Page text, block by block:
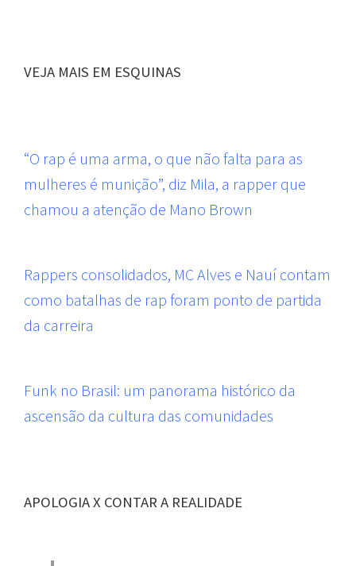
VEJA MAIS EM ESQUINAS
“O rap é uma arma, o que não falta para as
mulheres é munição”, diz Mila, a rapper que
chamou a atenção de Mano Brown
Rappers consolidados, MC Alves e Nauí contam
como batalhas de rap foram ponto de partida
da carreira
Funk no Brasil: um panorama histórico da
ascensão da cultura das comunidades
APOLOGIA X CONTAR A REALIDADE